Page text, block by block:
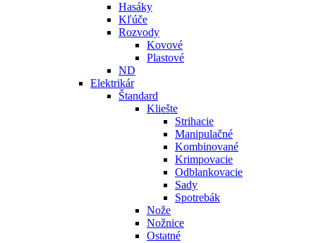
Hasáky
Kľúče
Rozvody
Kovové
Plastové
ND
Elektrikár
Štandard
Kliešte
Strihacie
Manipulačné
Kombinované
Krimpovacie
Odblankovacie
Sady
Spotrebák
Nože
Nožnice
Ostatné